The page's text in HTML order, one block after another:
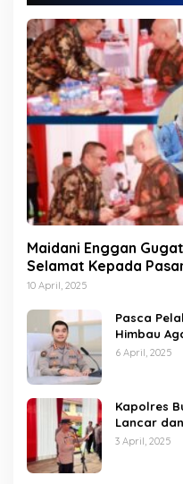
Maidani Enggan
Selamat Kepada
10 April, 2025
Pasca
Himbau
Kamtibmas
6 April, 2025
Kapolres
Lancar
3 April, 2025